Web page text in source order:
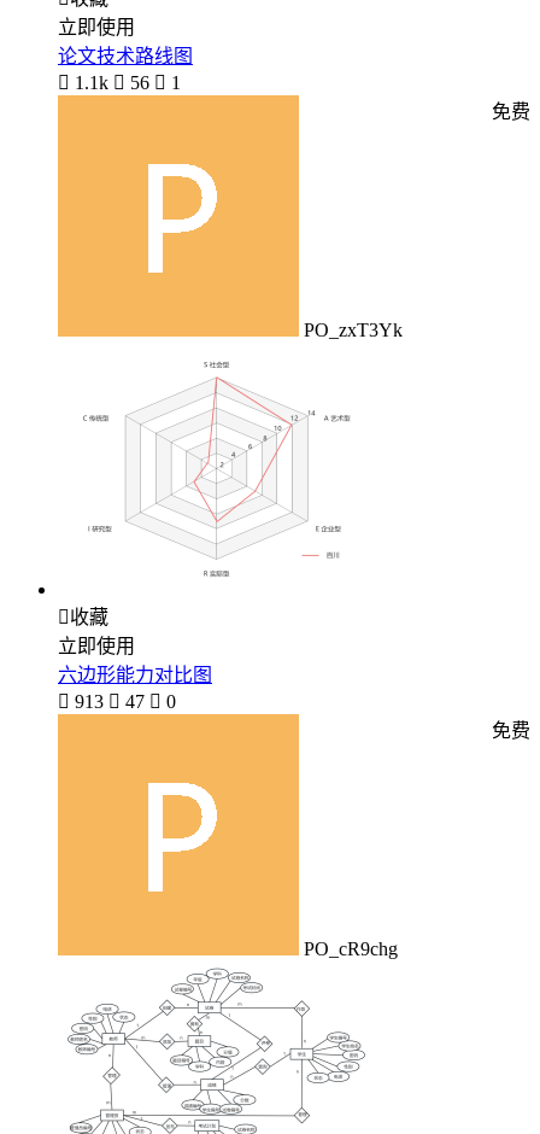
立即使用
论文技术路线图
 1.1k  56  1
PO_zxT3Yk
免费
收藏
立即使用
六边形能力对比图
 913  47  0
PO_cR9chg
免费